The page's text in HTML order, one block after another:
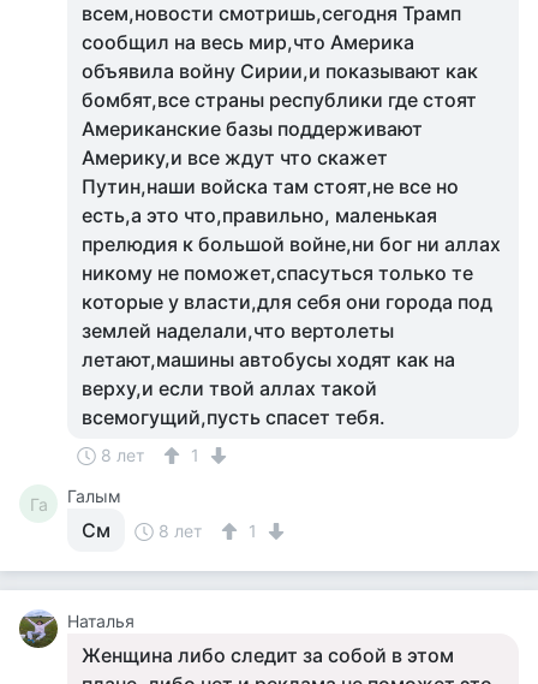
всем,новости смотришь,сегодня Трамп
сообщил на весь мир,что Америка
объявила войну Сирии,и показывают как
бомбят,все страны республики где стоят
Американские базы поддерживают
Америку,и все ждут что скажет
Путин,наши войска там стоят,не все но
есть,а это что,правильно, маленькая
прелюдия к большой войне,ни бог ни аллах
никому не поможет,спасуться только те
которые у власти,для себя они города под
землей наделали,что вертолеты
летают,машины автобусы ходят как на
верху,и если твой аллах такой
всемогущий,пусть спасет тебя.
8 лет 1
Га Галым
См 8 лет 1
Наталья
Женщина либо следит за собой в этом